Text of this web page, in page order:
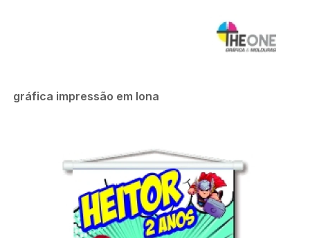
gráfica impressão em lona